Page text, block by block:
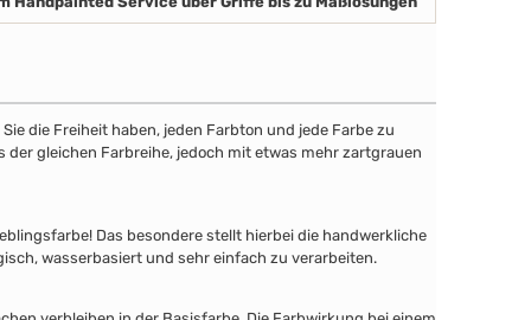
die Freiheit haben, jeden Farbton und jede Farbe zu
der gleichen Farbreihe, jedoch mit etwas mehr zartgrauen
Das besondere stellt hierbei die handwerkliche
wasserbasiert und sehr einfach zu verarbeiten.